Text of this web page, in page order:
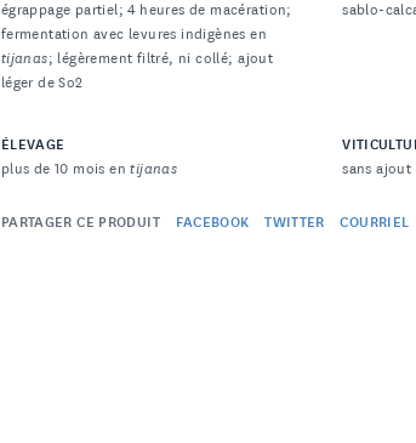
égrappage partiel; 4 heures de macération;
fermentation avec levures indigènes en
tijanas; légèrement filtré, ni collé; ajout
léger de So2
sablo-
ÉLEVAGE
plus de 10 mois entijanas sans ajout
PARTAGER CE PRODUIT FACEBOOK TWITTER COURRIEL